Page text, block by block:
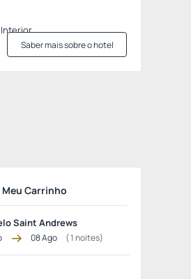
Saber mais sobre o hotel
Meu Carrinho
Saint Andrews
08 Ago (1noites)